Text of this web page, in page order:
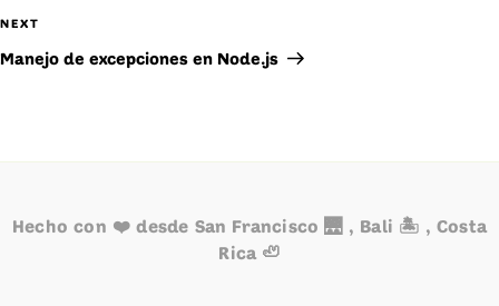
entradas
Next
Post
NEXT
Manejo de excepciones en Node.js
Hecho con ❤️ desde San Francisco 🌉 , Bali 🏝️ , Costa
Rica 🦥